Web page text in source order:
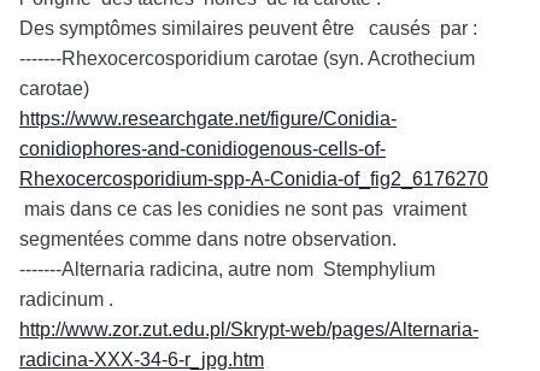
Des symptômes similaires peuvent être causés par :
-------Rhexocercosporidium carotae (syn. Acrothecium
carotae)
https://www.researchgate.net/figure/Conidia-
conidiophores-and-conidiogenous-cells-of-
Rhexocercosporidium-spp-A-Conidia-of_fig2_6176270
mais dans ce cas les conidies ne sont pas vraiment
segmentées comme dans notre observation.
-------Alternaria radicina, autre nom Stemphylium
radicinum .
http://www.zor.zut.edu.pl/Skrypt-web/pages/Alternaria-
radicina-XXX-34-6-r_jpg.htm